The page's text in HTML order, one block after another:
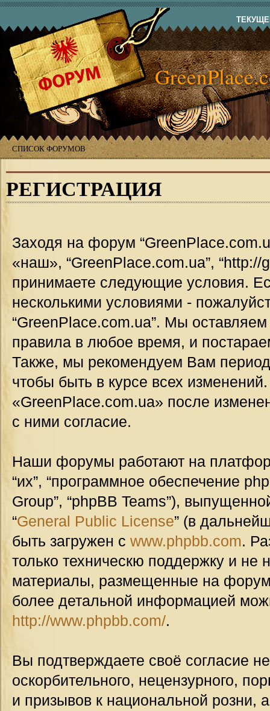
СПИСОК ФОРУМОВ
РЕГИСТРАЦИЯ
Заходя на форум
«наш», “GreenPlace.com.ua”,
принимаете следующие условия.
несколькими условиями -
“GreenPlace.com.ua”. Мы
правила в любое время, и
Также, мы рекомендуем Вам
чтобы быть в курсе всех
«GreenPlace.com.ua» после
с ними согласие.
Наши форумы работают на
“их”, “программное обеспечение
Group”, “phpBB Teams”),
“General Public License” (в
быть загружен с www.phpbb.com.
только техническю поддержку и не
материалы, размещенные на
более детальной информацией
http://www.phpbb.com/.
Вы подтверждаете своё согласие
оскорбительного, нецензурного,
и призывов к национальной розни,